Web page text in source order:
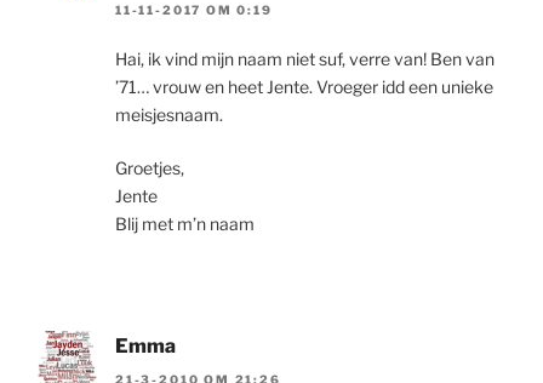
11-11-2017 OM 0:19
Hai, ik vind mijn naam niet suf, verre van! Ben van
’71… vrouw en heet Jente. Vroeger idd een unieke
meisjesnaam.
Groetjes,
Jente
Blij met m’n naam
Emma
21-3-2010 OM 21:26